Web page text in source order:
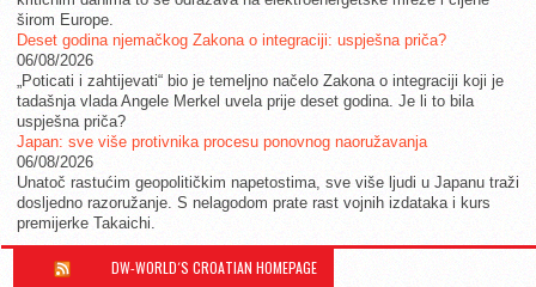
širom Europe.
Deset godina njemačkog Zakona o integraciji: uspješna priča?
06/08/2026
„Poticati i zahtijevati“ bio je temeljno načelo Zakona o integraciji koji je
tadašnja vlada Angele Merkel uvela prije deset godina. Je li to bila
uspješna priča?
Japan: sve više protivnika procesu ponovnog naoružavanja
06/08/2026
Unatoč rastućim geopolitičkim napetostima, sve više ljudi u Japanu traži
dosljedno razoružanje. S nelagodom prate rast vojnih izdataka i kurs
premijerke Takaichi.
DW-WORLD´S CROATIAN HOMEPAGE